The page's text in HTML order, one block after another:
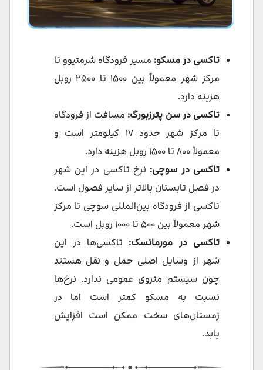
تاکسی در مسکو: مسیر فرودگاه شرمتیوو تا
مرکز شهر معمولاً بین ۱۵۰۰ تا ۲۵۰۰ روبل
هزینه دارد.
تاکسی در سن پترزبورگ: مسافت از فرودگاه
تا مرکز شهر حدود ۱۷ کیلومتر است و
معمولاً ۸۰۰ تا ۱۵۰۰ روبل هزینه دارد.
تاکسی در سوچی: نرخ‌ تاکسی در این شهر
در فصل تابستان بالاتر از سایر فصول است.
تاکسی از فرودگاه بین‌المللی سوچی تا مرکز
شهر معمولاً بین ۵۰۰ تا ۱۰۰۰ روبل است.
تاکسی در مورمانسک: تاکسی‌ها در این
شهر از وسایل اصلی حمل و نقل هستند
چون سیستم متروی عمومی ندارد. نرخ‌ها
نسبت به مسکو کمتر است اما در
زمستان‌های سخت ممکن است افزایش
یابد.